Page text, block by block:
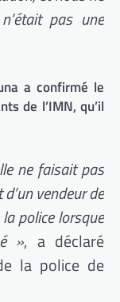
pas une
a confirmé le
de l’IMN, qu’il
ne faisait pas
vendeur de
police lorsque
», a déclaré
la police de